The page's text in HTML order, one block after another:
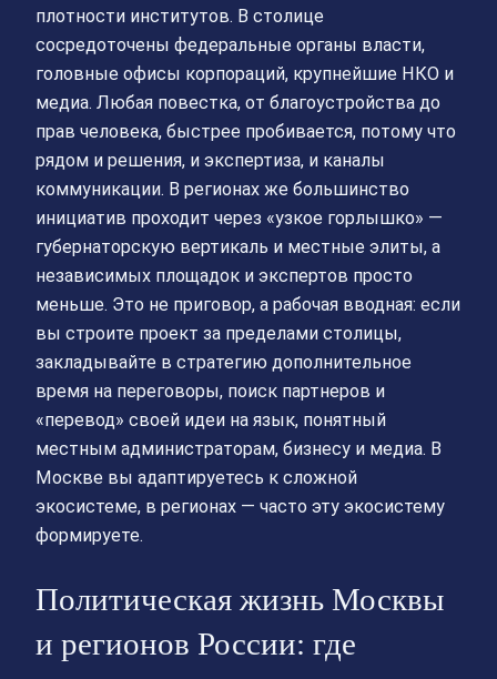
плотности институтов. В столице
сосредоточены федеральные органы власти,
головные офисы корпораций, крупнейшие НКО и
медиа. Любая повестка, от благоустройства до
прав человека, быстрее пробивается, потому что
рядом и решения, и экспертиза, и каналы
коммуникации. В регионах же большинство
инициатив проходит через «узкое горлышко» —
губернаторскую вертикаль и местные элиты, а
независимых площадок и экспертов просто
меньше. Это не приговор, а рабочая вводная: если
вы строите проект за пределами столицы,
закладывайте в стратегию дополнительное
время на переговоры, поиск партнеров и
«перевод» своей идеи на язык, понятный
местным администраторам, бизнесу и медиа. В
Москве вы адаптируетесь к сложной
экосистеме, в регионах — часто эту экосистему
формируете.
Политическая жизнь Москвы
и регионов России: где